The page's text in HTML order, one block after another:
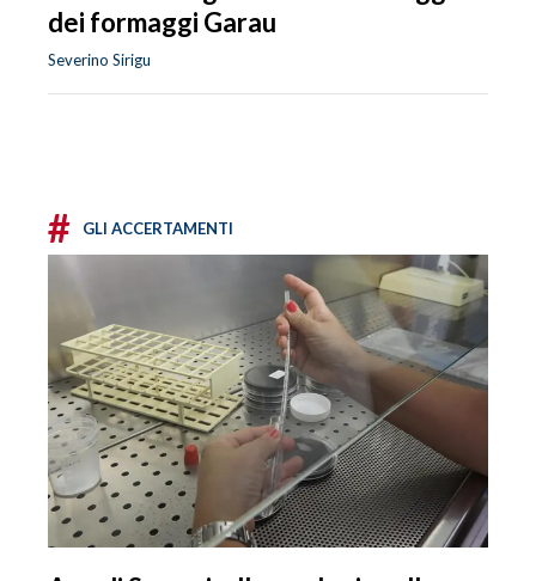
dei formaggi Garau
Severino Sirigu
# GLI ACCERTAMENTI